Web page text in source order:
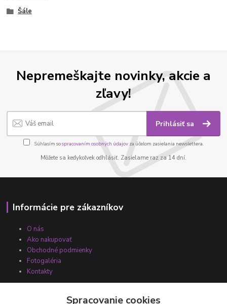
Šále
Nepremeškajte novinky, akcie a
zľavy!
Prihlásiť sa
Súhlasím sospracovaním osobných údajov za účelom zasielania newslettera.
Môžete sa kedykoľvek odhlásiť. Zasielame raz za 14 dní.
Informácie pre zákazníkov
O nás
Ako nakupovať
Obchodné podmienky
Fotogaléria
Kontakty
Spracovanie cookies